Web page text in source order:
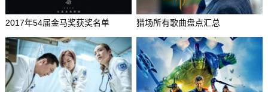
2017年54届金马奖获奖名单 猎场所有歌曲盘点汇总